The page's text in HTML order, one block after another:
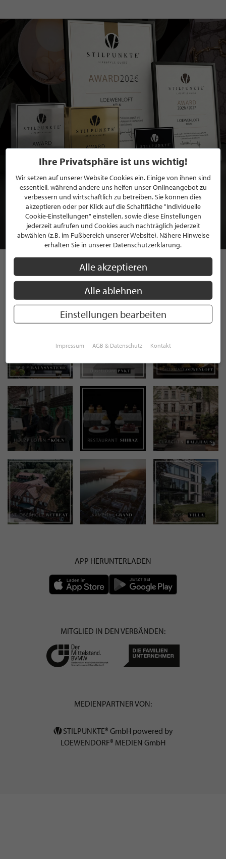
BEWERBEN SIE SICH FÜR EINE GRATIS
MITGLIEDSCHAFT BEI STILPUNKTE®
JETZT GRATIS BEWERBEN
STILPUNKTE AUF
INSTAGRAM
APP HERUNTERLADEN
MITGLIED IN DEN VERBÄNDEN:
MEDIENPARTNER VON:
STILPUNKTE® GmbH powered by
LOEWENDORF® MEDIEN GmbH
Ihre Privatsphäre ist uns wichtig!
Wir setzen auf unserer Website Cookies ein. Einige von ihnen sind
essentiell, während andere uns helfen unser Onlineangebot zu
verbessern und wirtschaftlich zu betreiben. Sie können dies
akzeptieren oder per Klick auf die Schaltfläche "Individuelle
Cookie-Einstellungen" einstellen, sowie diese Einstellungen
jederzeit aufrufen und Cookies auch nachträglich jederzeit
abwählen (z.B. im Fußbereich unserer Website). Nähere Hinweise
erhalten Sie in unserer Datenschutzerklärung.
Alle akzeptieren
Alle ablehnen
Einstellungen bearbeiten
Impressum AGB & Datenschutz Kontakt